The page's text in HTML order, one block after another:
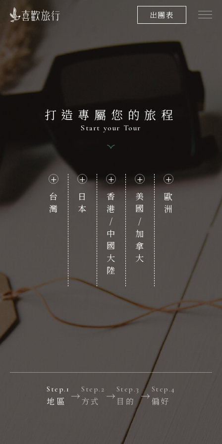
出團表
打造專屬您的旅程
Start your Tour
台灣 日本 香港/中國大陸 美國/加拿大 歐洲
Step.1
地區
Step.2
方式
Step.3
目的
Step.4
偏好